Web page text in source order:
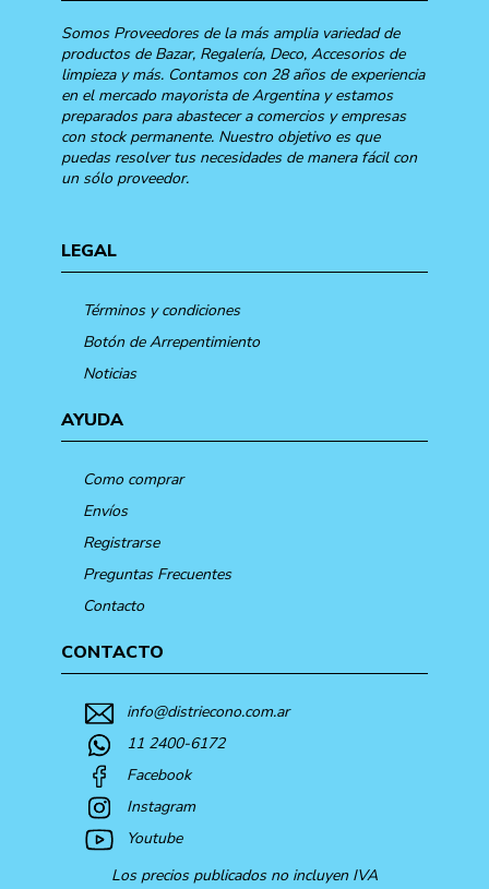
Somos Proveedores de la más amplia variedad de
productos de Bazar, Regalería, Deco, Accesorios de
limpieza y más. Contamos con 28 años de experiencia
en el mercado mayorista de Argentina y estamos
preparados para abastecer a comercios y empresas
con stock permanente. Nuestro objetivo es que
puedas resolver tus necesidades de manera fácil con
un sólo proveedor.
LEGAL
Términos y condiciones
Botón de Arrepentimiento
Noticias
AYUDA
Como comprar
Envíos
Registrarse
Preguntas Frecuentes
Contacto
CONTACTO
info@distriecono.com.ar
11 2400-6172
Facebook
Instagram
Youtube
Los precios publicados no incluyen IVA